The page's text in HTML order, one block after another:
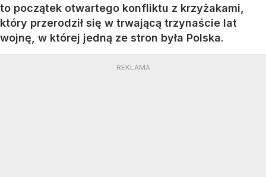
to początek otwartego konfliktu z krzyżakami,
który przerodził się w trwającą trzynaście lat
wojnę, w której jedną ze stron była Polska.